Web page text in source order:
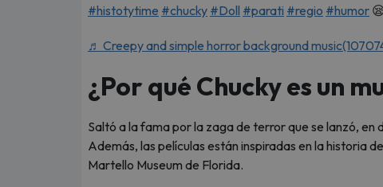
#histotytime #chucky #Doll #parati #regio #humor
♬ Creepy and simple horror background
¿Por qué Chucky es un
Saltó a la fama por la zaga de terror que se lanzó,
Además, las películas están inspiradas en la historia
Martello Museum de Florida.